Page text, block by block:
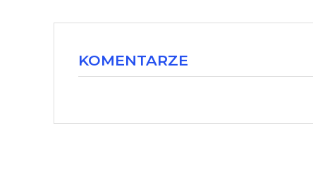
KOMENTARZE